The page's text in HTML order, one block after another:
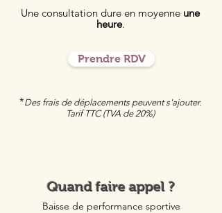
Une consultation dure en moyenne une
heure.
*Des frais de déplacements peuvent s'ajouter.
Tarif TTC (TVA de 20%)
Prendre RDV
Quand faire appel ?
Baisse de performance sportive